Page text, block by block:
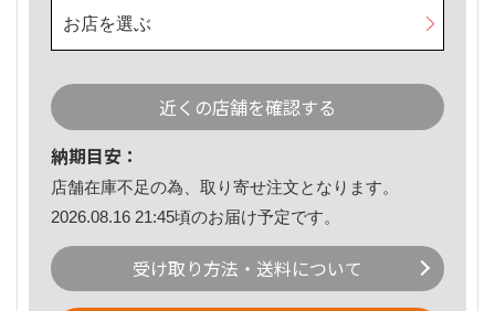
お店を選ぶ
近くの店舗を確認する
納期目安：
店舗在庫不足の為、取り寄せ注文となります。
2026.08.16 21:45頃のお届け予定です。
受け取り方法・送料について